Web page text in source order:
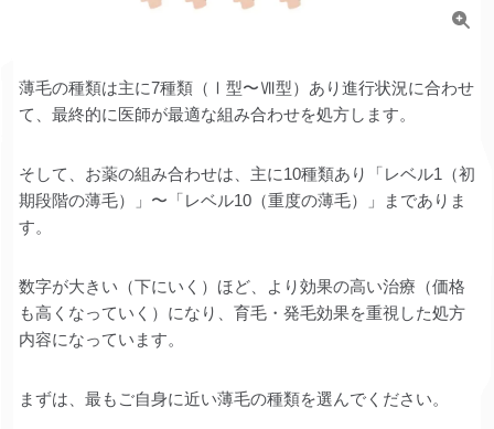
薄毛の種類は主に7種類（Ⅰ型〜Ⅶ型）あり進行状況に合わせ
て、最終的に医師が最適な組み合わせを処方します。
そして、お薬の組み合わせは、主に10種類あり「レベル1（初
期段階の薄毛）」〜「レベル10（重度の薄毛）」までありま
す。
数字が大きい（下にいく）ほど、より効果の高い治療（価格
も高くなっていく）になり、育毛・発毛効果を重視した処方
内容になっています。
まずは、最もご自身に近い薄毛の種類を選んでください。